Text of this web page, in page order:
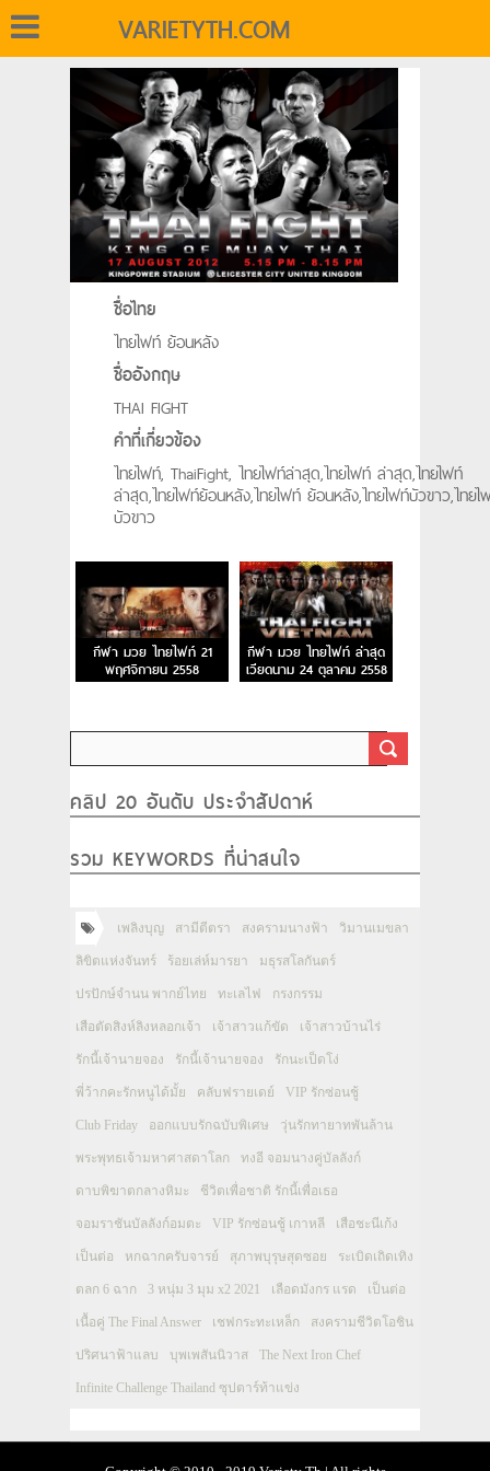
VARIETYTH.COM
ชื่อไทย
ไทยไฟท์ ย้อนหลัง
ชื่ออังกฤษ
THAI FIGHT
คำที่เกี่ยวข้อง
ไทยไฟท์, ThaiFight, ไทยไฟท์ล่าสุด,ไทยไฟท์ ล่าสุด,ไทยไฟท์
ล่าสุด,ไทยไฟท์ย้อนหลัง,ไทยไฟท์ ย้อนหลัง,ไทยไฟท์บัวขาว,ไทยไ
บัวขาว
กีฬา มวย ไทยไฟท์ 21
พฤศจิกายน 2558
ThaiFight 2015
กีฬา มวย ไทยไฟท์ ล่าสุด
เวียดนาม 24 ตุลาคม 2558
ThaiFight 2015
คลิป 20 อันดับ ประจำสัปดาห์
รวม KEYWORDS ที่น่าสนใจ
เพลิงบุญ สามีตีตรา สงครามนางฟ้า วิมานเมขลา
ลิขิตแห่งจันทร์ ร้อยเล่ห์มารยา มธุรสโลกันตร์
ปรปักษ์จำนน พากย์ไทย ทะเลไฟ กรงกรรม
เสือตัดสิงห์ลิงหลอกเจ้า เจ้าสาวแก้ขัด เจ้าสาวบ้านไร่
รักนี้เจ้านายจอง รักนี้เจ้านายจอง รักนะเป็ดโง่
พี่ว้ากคะรักหนูได้มั้ย คลับฟรายเดย์ VIP รักซ่อนชู้
Club Friday ออกแบบรักฉบับพิเศษ วุ่นรักทายาทพันล้าน
พระพุทธเจ้ามหาศาสดาโลก ทงอี จอมนางคู่บัลลังก์
ดาบพิฆาตกลางหิมะ ชีวิตเพื่อชาติ รักนี้เพื่อเธอ
จอมราชันบัลลังก์อมตะ VIP รักซ่อนชู้ เกาหลี เสือชะนีเก้ง
เป็นต่อ หกฉากครับจารย์ สุภาพบุรุษสุดซอย ระเบิดเถิดเทิง
ตลก 6 ฉาก 3 หนุ่ม 3 มุม x2 2021 เลือดมังกร แรด เป็นต่อ
เนื้อคู่ The Final Answer เชฟกระทะเหล็ก สงครามชีวิตโอชิน
ปริศนาฟ้าแลบ บุพเพสันนิวาส The Next Iron Chef
Infinite Challenge Thailand ซุปตาร์ท้าแข่ง